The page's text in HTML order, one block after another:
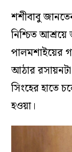
শশীবাবু
নিশ্চিত
পালমশাইয়ের
আঠার
সিংহের হাতে
হওয়া।